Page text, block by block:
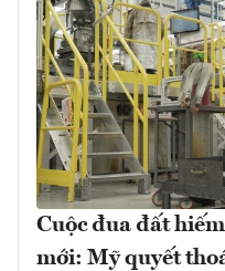
Cuộc đua đất
mới: Mỹ quyết